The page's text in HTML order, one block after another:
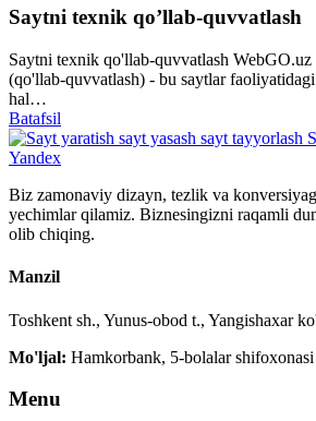
Saytni texnik qo’llab-quvvatlash
Saytni texnik qo'llab-quvvatlash
(qo'llab-quvvatlash) - bu saytlar
hal…
Batafsil
Biz zamonaviy dizayn, tezlik va
yechimlar qilamiz. Biznesingizni raqamli
olib chiqing.
Manzil
Toshkent sh., Yunus-obod t., Yangishaxar
Mo'ljal: Hamkorbank, 5-bolalar shifoxonasi
Menu